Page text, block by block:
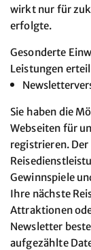
wirkt nur für
erfolgte.
Gesonderte
Leistungen
Sie haben die
Webseiten für
registrieren.
Gewinnspiele
Ihre nächste
Attraktionen
Newsletter
aufgezählte